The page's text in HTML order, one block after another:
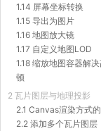
1.14 屏幕坐标转换
1.15 导出为图片
1.16 地图放大镜
1.17 自定义地图LOD
1.18 缩放地图容器解
顿
2 瓦片图层与地理投影
2.1 Canvas渲染方式
2.2 添加多个瓦片图层